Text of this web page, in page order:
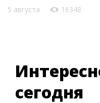
5 августа 16348
сегодня